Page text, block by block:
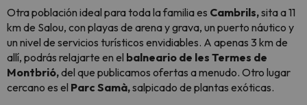
Otra población ideal para toda la familia es Cambrils,sita a 11
km de Salou, con playas de arena y grava, un puerto náutico y
un nivel de servicios turísticos envidiables. A apenas 3 km de
allí, podrás relajarte en el balneario de les Termes de
Montbrió,del que publicamos ofertas a menudo. Otro lugar
cercano es el Parc Samà,salpicado de plantas exóticas.